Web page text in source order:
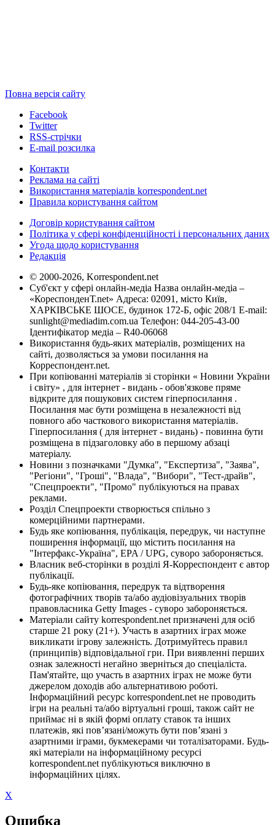
Повна версія сайту
Facebook
Twitter
RSS-стрічки
E-mail розсилка
Контакти
Реклама на сайті
Використання матеріалів korrespondent.net
Правила користування сайтом
Договір користування сайтом
Політика у сфері конфіденційності і персональних даних
Угода щодо користування
Редакція
© 2000-2026, Korrespondent.net
Суб'єкт у сфері онлайн-медіа Назва онлайн-медіа –
«КореспонденТ.net» Адреса: 02091, місто Київ,
ХАРКІВСЬКЕ ШОСЕ, будинок 172-Б, офіс 208/1 E-mail:
sunlight@mediadim.com.ua Телефон: 044-205-43-00
Ідентифікатор медіа – R40-06068
Використання будь-яких матеріалів, розміщених на
сайті, дозволяється за умови посилання на
Корреспондент.net.
При копіюванні матеріалів зі сторінки « Новини України
і світу» , для інтернет - видань - обов'язкове пряме
відкрите для пошукових систем гіперпосилання .
Посилання має бути розміщена в незалежності від
повного або часткового використання матеріалів.
Гіперпосилання ( для інтернет - видань) - повинна бути
розміщена в підзаголовку або в першому абзаці
матеріалу.
Новини з позначками "Думка", "Експертиза", "Заява",
"Регіони", "Гроші", "Влада", "Вибори", "Тест-драйв",
"Спецпроекти", "Промо" публікуються на правах
реклами.
Розділ Спецпроекти створюється спільно з
комерційними партнерами.
Будь яке копіювання, публікація, передрук, чи наступне
поширення інформації, що містить посилання на
"Інтерфакс-Україна", EPA / UPG, суворо забороняється.
Власник веб-сторінки в розділі Я-Корреспондент є автор
публікації.
Будь-яке копіювання, передрук та відтворення
фотографічних творів та/або аудіовізуальних творів
правовласника Getty Images - суворо забороняється.
Матеріали сайту korrespondent.net призначені для осіб
старше 21 року (21+). Участь в азартних іграх може
викликати ігрову залежність. Дотримуйтесь правил
(принципів) відповідальної гри. При виявленні перших
ознак залежності негайно зверніться до спеціаліста.
Пам'ятайте, що участь в азартних іграх не може бути
джерелом доходів або альтернативою роботі.
Інформаційний ресурс korrespondent.net не проводить
ігри на реальні та/або віртуальні гроші, також сайт не
приймає ні в якій формі оплату ставок та інших
платежів, які пов’язані/можуть бути пов’язані з
азартними іграми, букмекерами чи тоталізаторами. Будь-
які матеріали на інформаційному ресурсі
korrespondent.net публікуються виключно в
інформаційних цілях.
X
Ошибка